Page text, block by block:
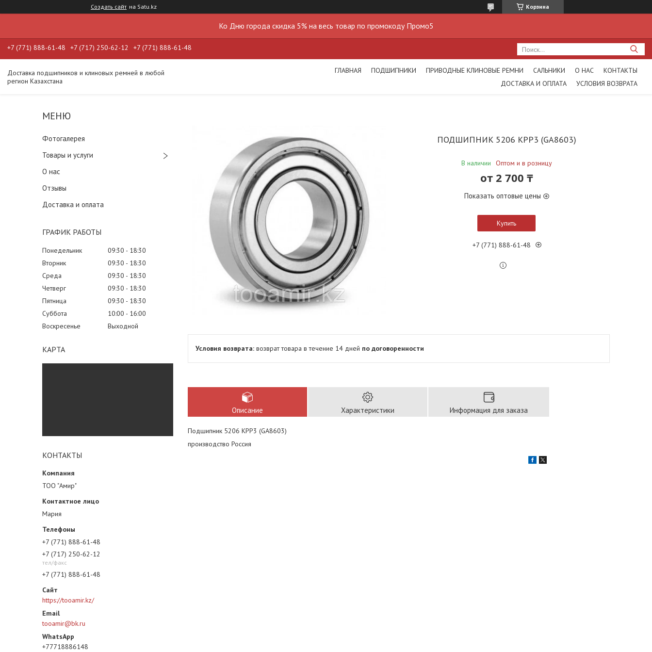
Создать сайт на Satu.kz Корзина
Ко Дню города скидка 5% на весь товар по промокоду Промо5
+7 (771) 888-61-48 +7 (717) 250-62-12 +7 (771) 888-61-48
Доставка подшипников и клиновых ремней в любой
регион Казахстана
ГЛАВНАЯ ПОДШИПНИКИ ПРИВОДНЫЕ КЛИНОВЫЕ РЕМНИ САЛЬНИКИ О НАС
КОНТАКТЫ
ДОСТАВКА И ОПЛАТА
УСЛОВИЯ ВОЗВРАТА
Фотогалерея
Товары и услуги
О нас
Отзывы
Доставка и оплата
ГРАФИК РАБОТЫ
Понедельник 09:30
18:30
Вторник
09:30
18:30
Среда
09:30
18:30
Четверг
09:30
18:30
Пятница
09:30
18:30
Суббота
10:00
16:00
Воскресенье
Выходной
КАРТА
КОНТАКТЫ
ТОО "Амир"
Мария
+7 (771) 888-61-48
+7 (717) 250-62-12
тел/факс
+7 (771) 888-61-48
https://tooamir.kz/
tooamir@bk.ru
+77718886148
ПОДШИПНИК 5206 KPP3 (GA8603)
В наличии Оптом и в розницу
от 2 700 ₸
Показать оптовые цены
Купить
+7 (771) 888-61-48
возврат товара в течение 14 дней по договоренности
Описание Характеристики Информация для заказа
Подшипник 5206 KPP3 (GA8603)
производство Россия